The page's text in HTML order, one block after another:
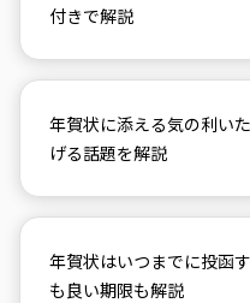
付きで解説
年賀状に添える気の利い
げる話題を解説
年賀状はいつまでに投函
も良い期限も解説